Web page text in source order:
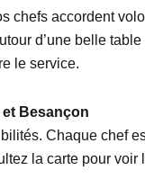
accordent
d’une belle
le service.
Besançon
Chaque chef
la carte pour